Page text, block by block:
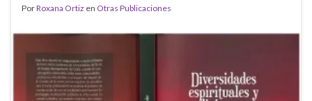
PorRoxana Ortiz en Otras Publicaciones